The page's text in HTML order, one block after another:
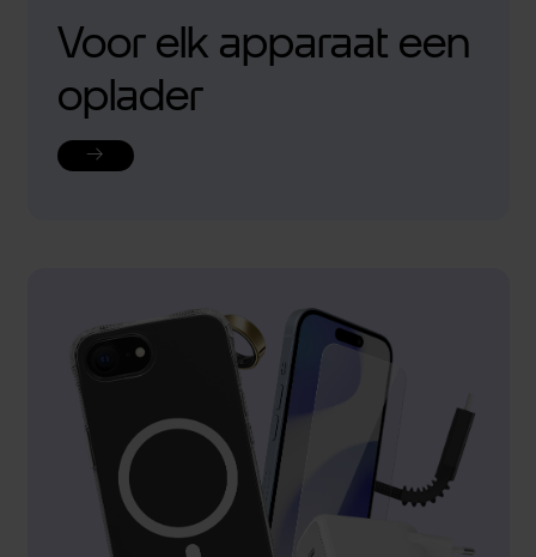
Voor elk apparaat een
oplader